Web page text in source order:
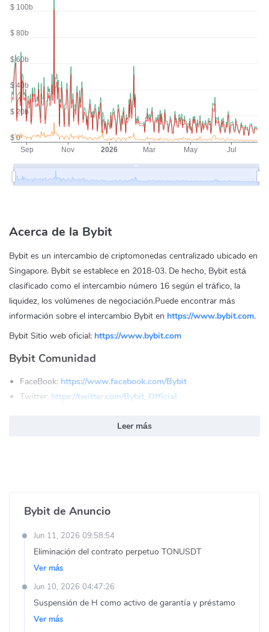
Acerca de la Bybit
Bybit es un intercambio de criptomonedas centralizado ubicado en
Singapore. Bybit se establece en 2018-03. De hecho, Bybit está
clasificado como el intercambio número 16 según el tráfico, la
liquidez, los volúmenes de negociación.Puede encontrar más
información sobre el intercambio Bybit en https://www.bybit.com.
Bybit Sitio web oficial: https://www.bybit.com
Bybit Comunidad
FaceBook: https://www.facebook.com/Bybit
Twitter: https://twitter.com/Bybit_Official
https://www.youtube.com/c/Bybit
Leer más
Bybit de Anuncio
Jun 11, 2026 09:58:54
Eliminación del contrato perpetuo TONUSDT
Ver más
Jun 10, 2026 04:47:26
Suspensión de H como activo de garantía y préstamo
Ver más